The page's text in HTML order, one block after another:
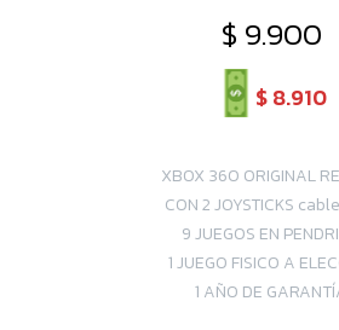
$ 9.900
$ 8.910
XBOX 360 ORIGINAL
CON 2 JOYSTICKS
9 JUEGOS EN
1 JUEGO FISICO A
1 AÑO DE